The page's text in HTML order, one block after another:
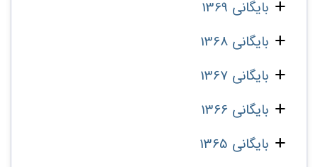
بایگانی 1369
بایگانی 1368
بایگانی 1367
بایگانی 1366
بایگانی 1365